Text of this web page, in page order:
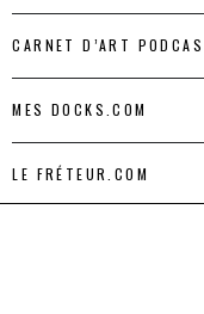
CARNET D’ART
MES DOCKS.COM
LE FRÉTEUR.COM